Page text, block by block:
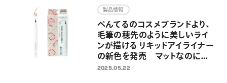
製品情報
ぺんてるのコスメブランドより、
毛筆の穂先のように美しいライ
ンが描ける リキッドアイライナー
の新色を発売 マットなのにツ
ヤもあるブラウン系の新色
2025.05.22